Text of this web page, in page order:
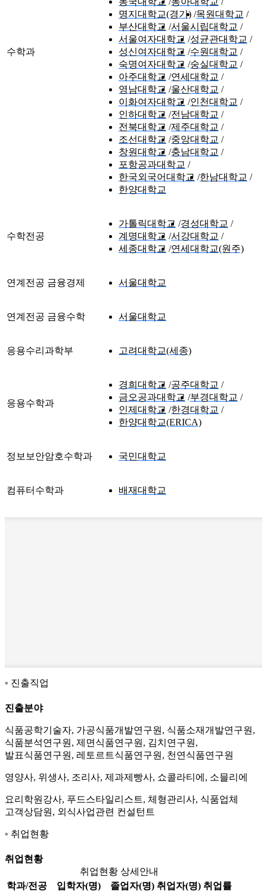
수학과
명지대학교(경기) 목원대학교
부산대학교 서울시립대학교
서울여자대학교 성균관대학교
성신여자대학교 수원대학교
숙명여자대학교 숭실대학교
아주대학교 연세대학교
영남대학교 울산대학교
이화여자대학교 인천대학교
인하대학교 전남대학교
전북대학교 제주대학교
조선대학교 중앙대학교
창원대학교 충남대학교
포항공과대학교
한국외국어대학교 한남대학교
한양대학교
수학전공
가톨릭대학교 경성대학교
계명대학교 서강대학교
세종대학교 연세대학교(원주)
연계전공 금융경제 서울대학교
연계전공 금융수학 서울대학교
응용수리과학부 고려대학교(세종)
응용수학과
경희대학교 공주대학교
금오공과대학교 부경대학교
인제대학교 한경대학교
한양대학교(ERICA)
정보보안암호수학과 국민대학교
컴퓨터수학과 배재대학교
진출직업
진출분야
식품공학기술자, 가공식품개발연구원, 식품소재개발연구원,
식품분석연구원, 제면식품연구원, 김치연구원,
발표식품연구원, 레토르트식품연구원, 천연식품연구원
영양사, 위생사, 조리사, 제과제빵사, 쇼콜라티에, 소믈리에
요리학원강사, 푸드스타일리스트, 체형관리사, 식품업체
고객상담원, 외식사업관련 컨설턴트
취업현황
취업현황
취업현황 상세안내
학과/전공
입학자(명) 졸업자(명) 취업자(명) 취업률